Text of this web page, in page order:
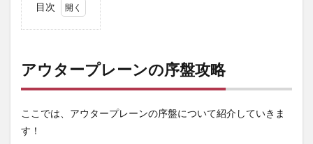
目次
プレ
ーン
の序
略
アウタープレーンの序盤攻略
ここでは、アウタープレーンの序盤について紹介していきま
す！